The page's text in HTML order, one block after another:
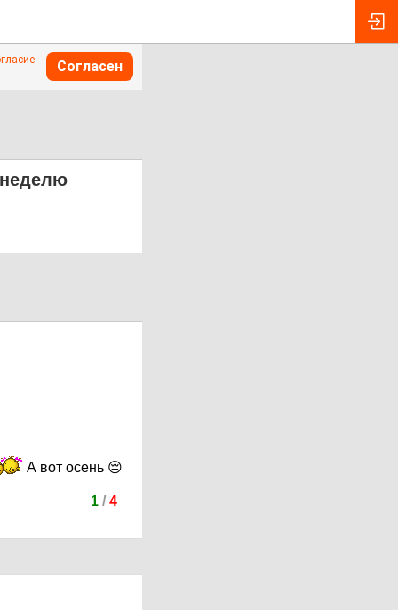
Согласен
неделю
А вот осень 😔
1/ 4